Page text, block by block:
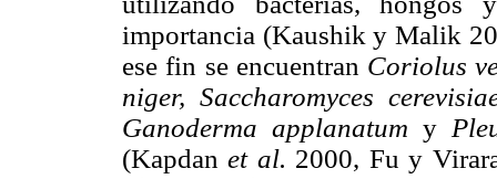
importancia (Kaushik y Malik
ese fin se encuentran Coriolus
niger, Saccharomyces
Ganoderma applanatum y
(Kapdanet al. 2000, Fu y